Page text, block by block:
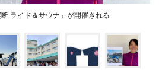
ライド＆サウナ」が開催される